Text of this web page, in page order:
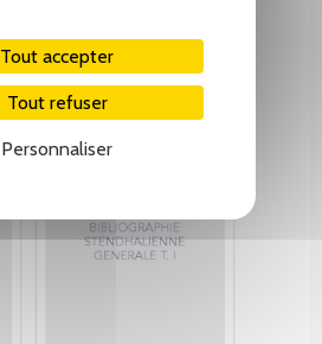
Tout accepter
Tout refuser
Personnaliser